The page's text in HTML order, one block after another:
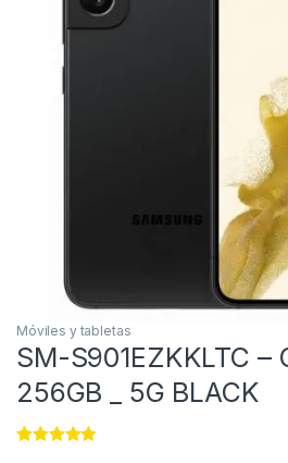
Móviles y tabletas
SM-S901EZKKLTC –
256GB _ 5G BLACK